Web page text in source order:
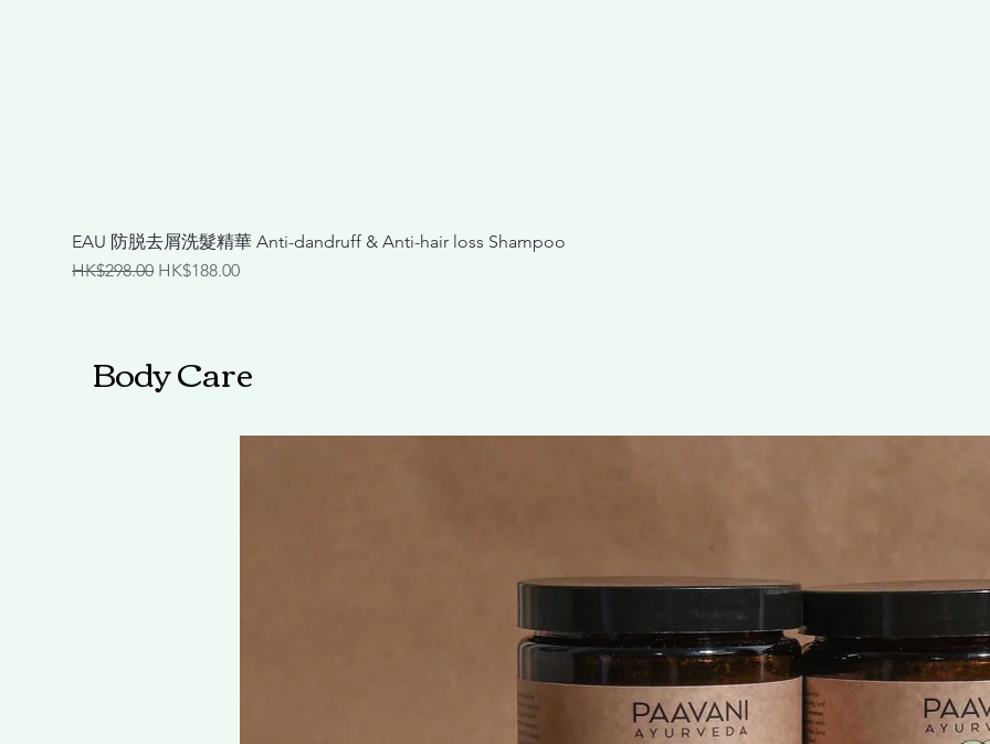
EAU 防脱去屑洗髮精華 Anti-dandruff & Anti-hair loss Shampoo
Regular Price
HK$298.00 Sale Price
HK$188.00
Body Care